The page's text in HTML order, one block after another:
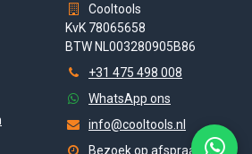
Cooltools
KvK 78065658
BTW NL003280905B86
+31 475 498 008
WhatsApp ons
info@cooltools.nl
Bezoek op afspraak (ma-